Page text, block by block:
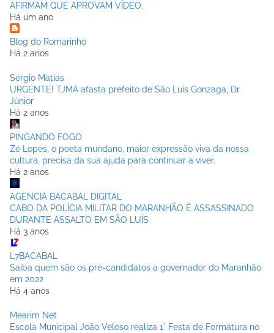
AFIRMAM QUE APROVAM VÍDEO.
Há um ano
Blog do Romarinho
Há 2 anos
Sérgio Matias
URGENTE! TJMA afasta prefeito de São Luís Gonzaga, Dr.
Júnior
Há 2 anos
PINGANDO FOGO
Zé Lopes, o poeta mundano, maior expressão viva da nossa
cultura, precisa da sua ajuda para continuar a viver.
Há 2 anos
AGENCIA BACABAL DIGITAL
CABO DA POLÍCIA MILITAR DO MARANHÃO É ASSASSINADO
DURANTE ASSALTO EM SÃO LUÍS
Há 3 anos
L7BACABAL
Saiba quem são os pré-candidatos a governador do Maranhão
em 2022
Há 4 anos
Mearim Net
Escola Municipal João Veloso realiza 1° Festa de Formatura no